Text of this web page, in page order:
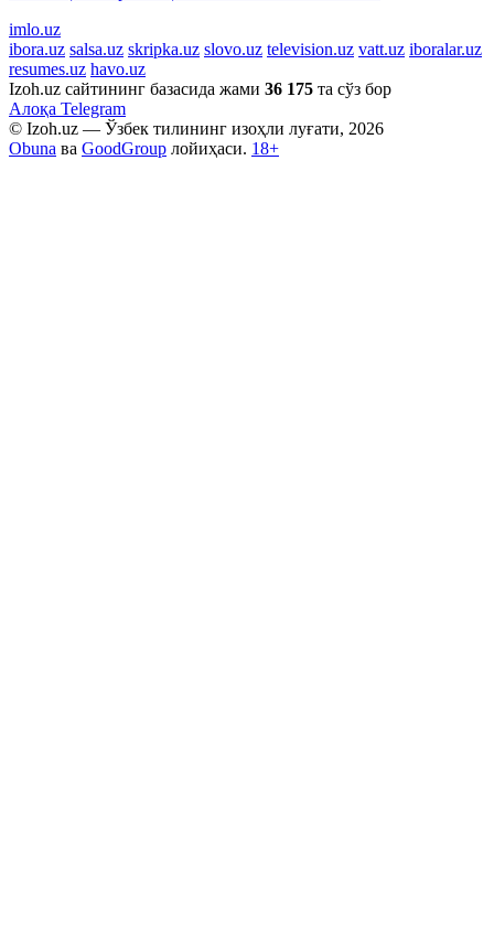
imlo.uz
ibora.uz salsa.uz skripka.uz slovo.uz television.uz vatt.uz iboralar.uz
resumes.uz havo.uz
Izoh.uz сайтининг базасида жами 36 175 та сўз бор
Алоқа Telegram
© Izoh.uz — Ўзбек тилининг изоҳли луғати, 2026
Obuna ва GoodGroup лойиҳаси. 18+